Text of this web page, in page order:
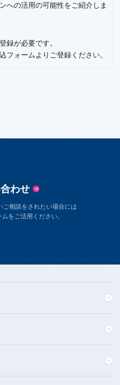
への活用の可能性をご紹介しま
録が必要です。
フォームよりご登録ください。​
わせ
ご相談をされたい場合には
をご活用ください。